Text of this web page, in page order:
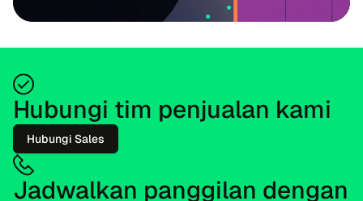
Hubungi tim penjualan kami
Hubungi Sales
Jadwalkan panggilan dengan